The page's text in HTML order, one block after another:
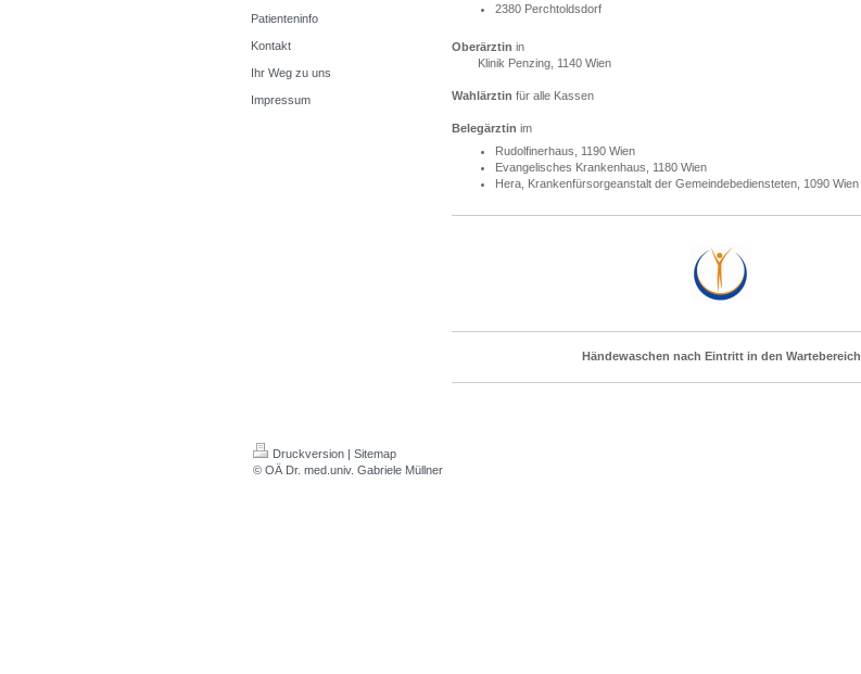
Patienteninfo
Kontakt
Ihr Weg zu uns
Impressum
2380 Perchtoldsdorf
Oberärztin in
Klinik Penzing, 1140 Wien
Wahlärztin für alle Kassen
Belegärztin im
Rudolfinerhaus, 1190 Wien
Evangelisches Krankenhaus, 1180 Wien
Hera, Krankenfürsorgeanstalt der Gemeindebediensteten, 1090 Wien
Händewaschen nach Eintritt in den Wartebereich
Druckversion | Sitemap
© OÄ Dr. med.univ. Gabriele Müllner